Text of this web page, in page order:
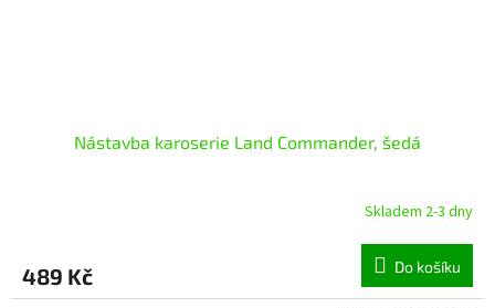
Nástavba karoserie Land Commander, šedá
Skladem 2-3 dny
489 Kč Do košíku